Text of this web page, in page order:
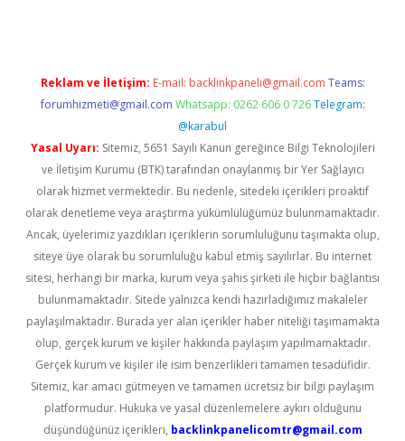
Reklam ve İletişim: E-mail: backlinkpaneli@gmail.com Teams:
forumhizmeti@gmail.com Whatsapp: 0262 606 0 726 Telegram:
@karabul
Yasal Uyarı: Sitemiz, 5651 Sayılı Kanun gereğince Bilgi Teknolojileri
ve İletişim Kurumu (BTK) tarafından onaylanmış bir Yer Sağlayıcı
olarak hizmet vermektedir. Bu nedenle, sitedeki içerikleri proaktif
olarak denetleme veya araştırma yükümlülüğümüz bulunmamaktadır.
Ancak, üyelerimiz yazdıkları içeriklerin sorumluluğunu taşımakta olup,
siteye üye olarak bu sorumluluğu kabul etmiş sayılırlar. Bu internet
sitesi, herhangi bir marka, kurum veya şahıs şirketi ile hiçbir bağlantısı
bulunmamaktadır. Sitede yalnızca kendi hazırladığımız makaleler
paylaşılmaktadır. Burada yer alan içerikler haber niteliği taşımamakta
olup, gerçek kurum ve kişiler hakkında paylaşım yapılmamaktadır.
Gerçek kurum ve kişiler ile isim benzerlikleri tamamen tesadüfidir.
Sitemiz, kar amacı gütmeyen ve tamamen ücretsiz bir bilgi paylaşım
platformudur. Hukuka ve yasal düzenlemelere aykırı olduğunu
düşündüğünüz içerikleri, backlinkpanelicomtr@gmail.com